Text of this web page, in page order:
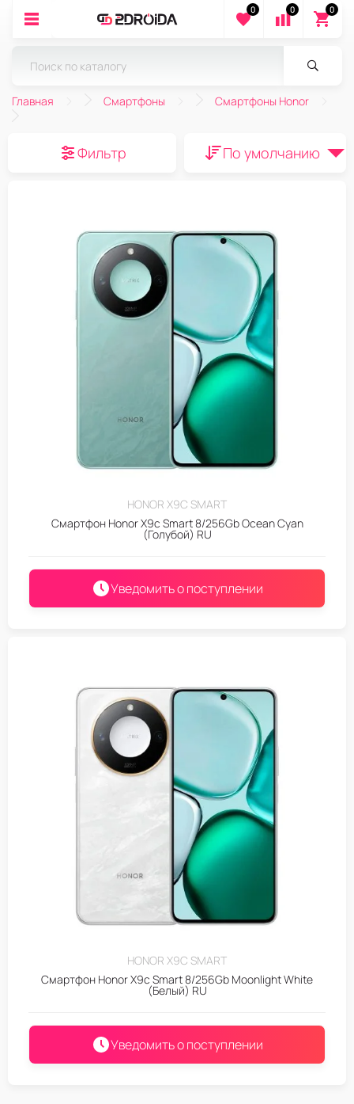
0 0 0
Главная Смартфоны Смартфоны Honor
Фильтр По умолчанию
HONOR X9C SMART
Смартфон Honor X9c Smart 8/256Gb Ocean Cyan
(Голубой) RU
Уведомить о поступлении
HONOR X9C SMART
Смартфон Honor X9c Smart 8/256Gb Moonlight White
(Белый) RU
Уведомить о поступлении